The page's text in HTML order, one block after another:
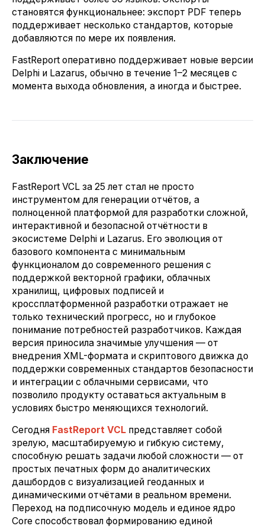
становятся функциональнее: экспорт PDF теперь
поддерживает несколько стандартов, которые
добавляются по мере их появления.
FastReport оперативно поддерживает новые версии
Delphi и Lazarus, обычно в течение 1–2 месяцев с
момента выхода обновления, а иногда и быстрее.
Заключение
FastReport VCL за 25 лет стал не просто
инструментом для генерации отчётов, а
полноценной платформой для разработки сложной,
интерактивной и безопасной отчётности в
экосистеме Delphi и Lazarus. Его эволюция от
базового компонента с минимальным
функционалом до современного решения с
поддержкой векторной графики, облачных
хранилищ, цифровых подписей и
кроссплатформенной разработки отражает не
только технический прогресс, но и глубокое
понимание потребностей разработчиков. Каждая
версия приносила значимые улучшения — от
внедрения XML-формата и скриптового движка до
поддержки современных стандартов безопасности
и интеграции с облачными сервисами, что
позволило продукту оставаться актуальным в
условиях быстро меняющихся технологий.
Сегодня FastReport VCL представляет собой
зрелую, масштабируемую и гибкую систему,
способную решать задачи любой сложности — от
простых печатных форм до аналитических
дашбордов с визуализацией геоданных и
динамическими отчётами в реальном времени.
Переход на подписочную модель и единое ядро
Core способствовал формированию единой